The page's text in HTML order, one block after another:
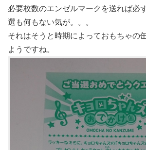
必要枚数のエンゼルマークを送れば必
選も何もない気が。。。
それはそうと時期によっておもちゃの
ようですね。